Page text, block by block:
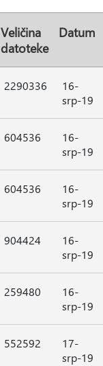
Veličina
datoteke
Datum
2290336
16-
srp-19
604536
16-
srp-19
604536
16-
srp-19
904424
16-
srp-19
259480
16-
srp-19
552592
17-
srp-19